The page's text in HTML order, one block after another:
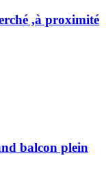
,à proximité
balcon plein